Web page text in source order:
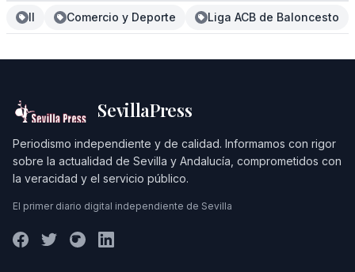
II Comercio y Deporte Liga ACB de Baloncesto
SevillaPress
Periodismo independiente y de calidad. Informamos con rigor
sobre la actualidad de Sevilla y Andalucía, comprometidos con
la veracidad y el servicio público.
El primer diario digital independiente de Sevilla